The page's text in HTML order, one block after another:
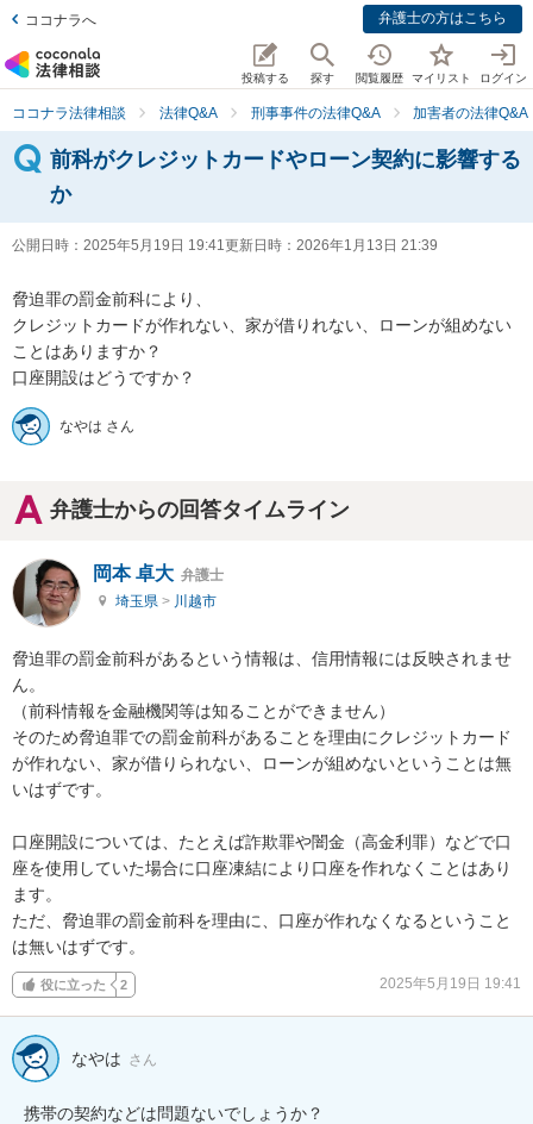
ココナラへ 弁護士の方はこちら
投稿する 探す 閲覧履歴 マイリスト ログイン
ココナラ法律相談 法律Q&A 刑事事件の法律Q&A 加害者の法律Q&A
前科がクレジットカードやローン契約に影響する
か
公開日時： 2025年5月19日 19:41更新日時： 2026年1月13日 21:39
脅迫罪の罰金前科により、
クレジットカードが作れない、家が借りれない、ローンが組めない
ことはありますか？
口座開設はどうですか？
なやは さん
弁護士からの回答タイムライン
岡本 卓大 弁護士
埼玉県 > 川越市
脅迫罪の罰金前科があるという情報は、信用情報には反映されませ
ん。
（前科情報を金融機関等は知ることができません）
そのため脅迫罪での罰金前科があることを理由にクレジットカード
が作れない、家が借りられない、ローンが組めないということは無
いはずです。
口座開設については、たとえば詐欺罪や闇金（高金利罪）などで口
座を使用していた場合に口座凍結により口座を作れなくことはあり
ます。
ただ、脅迫罪の罰金前科を理由に、口座が作れなくなるということ
は無いはずです。
役に立った 2 2025年5月19日 19:41
なやは さん
携帯の契約などは問題ないでしょうか？